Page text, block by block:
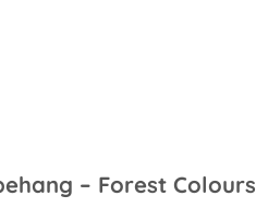
– Forest Colours